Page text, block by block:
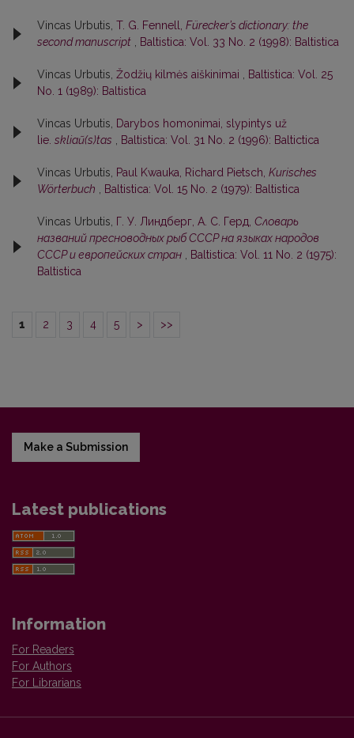
Vincas Urbutis, T. G. Fennell, Fürecker’s dictionary: the
second manuscript
Baltistica: Vol. 33 No. 2 (1998): Baltistica
Vincas Urbutis, Žodžių kilmės aiškinimai
Baltistica: Vol. 25
No. 1 (1989): Baltistica
Vincas Urbutis,
Darybos homonimai, slypintys už
lie. skliaũ(s)tas Baltistica: Vol. 31 No. 2 (1996): Baltictica
Vincas Urbutis, Paul Kwauka, Richard Pietsch, Kurisches
Wörterbuch
Baltistica: Vol. 15 No. 2 (1979): Baltistica
Vincas Urbutis, Г. У. Линдберг, А. С. Герд, Словарь
названий пресноводных рыб СССР на языках народов
СССР и европейских стран
Baltistica: Vol. 11 No. 2 (1975):
Baltistica
1 2 3 4 5 > >>
Make a Submission
Latest publications
Information
For Readers
For Authors
For Librarians